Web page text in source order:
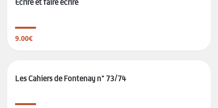
Écrire et faire écrire
9.00€
Les Cahiers de Fontenay n° 73/74